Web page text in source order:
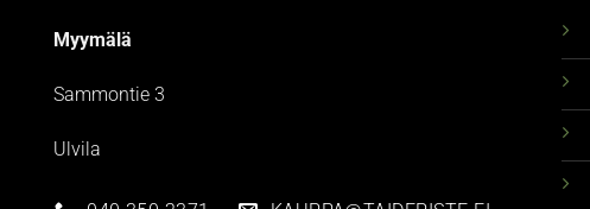
Myymälä
Sammontie 3
Ulvila